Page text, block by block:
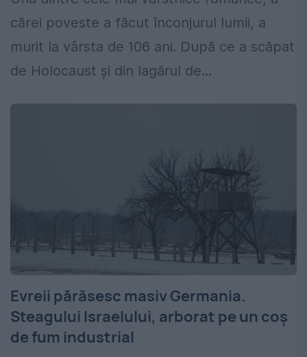
cărei poveste a făcut înconjurul lumii, a
murit la vârsta de 106 ani. După ce a scăpat
de Holocaust și din lagărul de...
Evreii părăsesc masiv Germania.
Steagului Israelului, arborat pe un coș
de fum industrial